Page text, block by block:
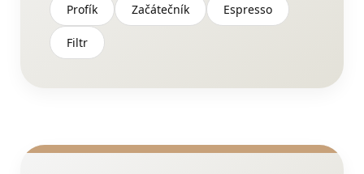
Profík Začátečník Espresso
Filtr